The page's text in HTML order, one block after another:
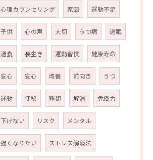
心理カウンセリング 原因 運動不足
子供 心の声 大切 うつ病 過眠
過食 長生き 運動習慣 健康寿命
安心 安心 改善 前向き うつ
運動 便秘 種類 解消 免疫力
下げない リスク メンタル
強くなりたい ストレス解消法